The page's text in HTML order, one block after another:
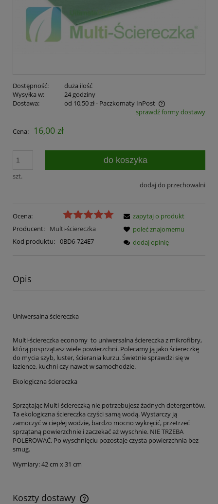
Dostępność:
duża ilość
Wysyłka w:
24 godziny
Dostawa:
od 10,50 zł- Paczkomaty InPost
sprawdź formy dostawy
Cena: 16,00 zł
szt.
do koszyka
dodaj do przechowalni
Ocena:
Producent:
Multi-ściereczka
Kod produktu: 0BD6-724E7
zapytaj o produkt
poleć znajomemu
dodaj opinię
Opis
Uniwersalna ściereczka
Multi-ściereczka economy to uniwersalna ściereczka z mikrofibry,
którą posprzątasz wiele powierzchni. Polecamy ją jako ściereczkę
do mycia szyb, luster, ścierania kurzu. Świetnie sprawdzi się w
łazience, kuchni czy nawet w samochodzie.
Ekologiczna ściereczka
Sprzątając Multi-ściereczką nie potrzebujesz żadnych detergentów.
Ta ekologiczna ściereczka czyści samą wodą. Wystarczy ją
zamoczyć w ciepłej wodzie, bardzo mocno wykręcić, przetrzeć
sprzątaną powierzchnie i zaczekać aż wyschnie. NIE TRZEBA
POLEROWAĆ. Po wyschnięciu pozostaje czysta powierzchnia bez
smug.
Wymiary: 42 cm x 31 cm
Koszty dostawy